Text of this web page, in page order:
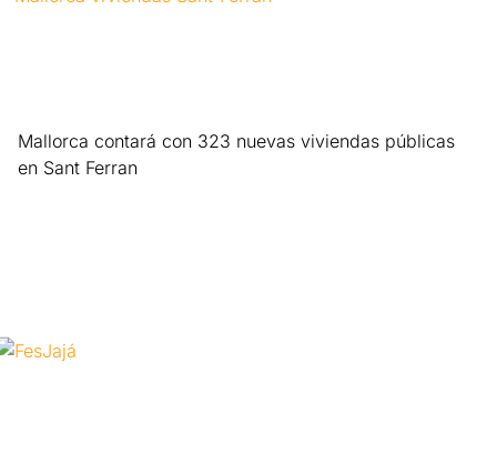
Mallorca contará con 323 nuevas viviendas públicas
en Sant Ferran